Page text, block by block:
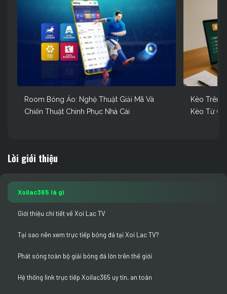
Room Bóng Ảo: Nghệ Thuật Giải Mã Và
Chiến Thuật Chinh Phục Nhà Cái
Kèo Trên
Kèo Từ
Lời giới thiệu
Xoilac365 là gì
Giới thiệu chi tiết về Xoi Lac TV
Tại sao nên xem trực tiếp bóng đá tại Xoi Lac TV?
Phát sóng toàn bộ giải bóng đá lớn trên thế giới
Hệ thống link trực tiếp Xoilac365 uy tín, an toàn